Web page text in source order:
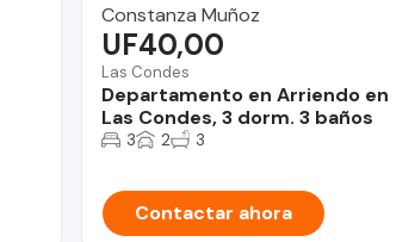
Constanza Muñoz
Las Condes
Departamento en Arriendo en
Las Condes, 3 dorm. 3 baños
UF40,00
3 2 3
Contactar ahora